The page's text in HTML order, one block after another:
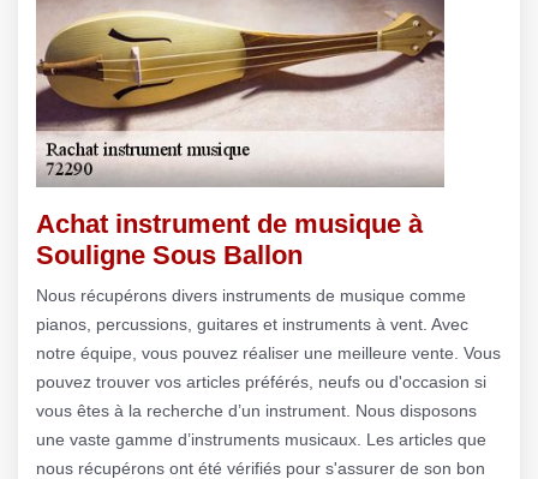
Achat instrument de musique à
Souligne Sous Ballon
Nous récupérons divers instruments de musique comme
pianos, percussions, guitares et instruments à vent. Avec
notre équipe, vous pouvez réaliser une meilleure vente. Vous
pouvez trouver vos articles préférés, neufs ou d'occasion si
vous êtes à la recherche d’un instrument. Nous disposons
une vaste gamme d’instruments musicaux. Les articles que
nous récupérons ont été vérifiés pour s'assurer de son bon